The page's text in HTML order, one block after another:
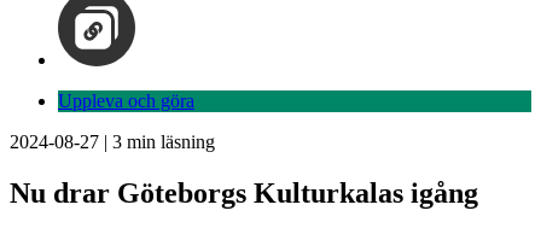
Uppleva och göra
2024-08-27 | 3 min läsning
Nu drar Göteborgs Kulturkalas igång